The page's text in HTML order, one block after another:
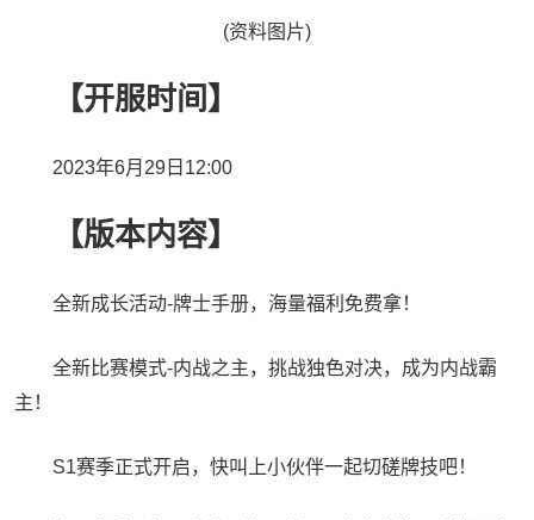
(资料图片)
【开服时间】
2023年6月29日12:00
【版本内容】
全新成长活动-牌士手册，海量福利免费拿！
全新比赛模式-内战之主，挑战独色对决，成为内战霸
主！
S1赛季正式开启，快叫上小伙伴一起切磋牌技吧！